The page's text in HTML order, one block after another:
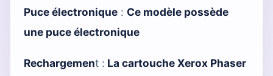
Puce électronique : Ce modèle possède
une puce électronique
Rechargement : La cartouche Xerox Phaser